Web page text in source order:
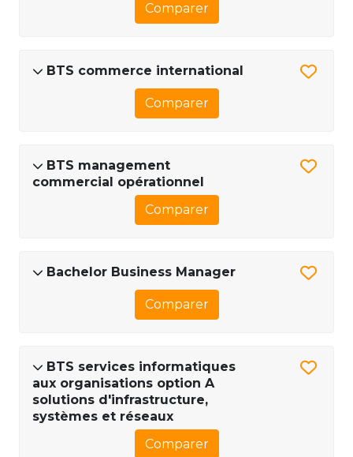
Comparer
BTS commerce international
Comparer
BTS management
commercial opérationnel
Comparer
Bachelor Business Manager
Comparer
BTS services informatiques
aux organisations option A
solutions d'infrastructure,
systèmes et réseaux
Comparer